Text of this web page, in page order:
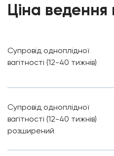
Ціна ведення
Супровід одноплідної
вагітності (12-40 тижнів)
Супровід одноплідної
вагітності (12-40 тижнів)
розширений